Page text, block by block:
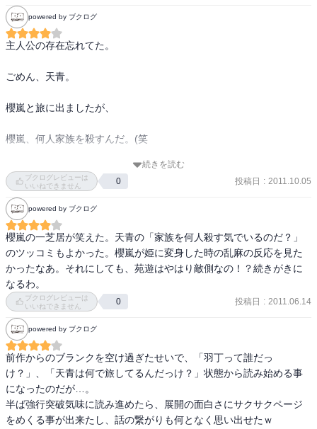
どう見ても・・・。
えーーー、もう、これ以上鶏冠を追い込むのやめてあげて！！
冠のようなマジメな人はどんどん追い込んで苛める、みたいなとこ
しかも苛め方が本気やねん・・・。
大丈夫かな・・・。私、これ以上鶏冠が追い込まれていくのを読め
るかな・・・。
若い子向けの本なんやし、そんなに闇を深くしなくてもエエや
ん・・・！　ややご都合主義なまとめ方でも大丈夫よ、特に著者の
場合は！！！
怖い怖いもう～・・・。
ほんで、次に追い込まれるのを見たくないのが、曹鉄な・・・。こ
の人も、かなり打たれ弱そう・・・。
苑遊（たぶん）と黒い会話をしてるのは誰なんやろう。
胆某っていう大神官か！？　わー、どっちにしろ、鶏冠を追い込む
のはやめてあげて・・・！
万が一虞恩賢母やったら・・・。これはこれで曹鉄が・・・。
そこばっかり気にしてるけど(笑)、ストーリーは相変わらず面白いで
powered by ブクログ
主人公の存在忘れてた。
ごめん、天青。
櫻嵐と旅に出ましたが、
櫻嵐、何人家族を殺すんだ。(笑
この時は天青とシンクロしました。
とかって笑ってたら王子捕まったし。
天青たちがタイミングよく表れたのはご都合主義だからいいとし
て、
賢母さまやっぱりいい人だろ。
でも、今回持ち帰ったあの剣が
曹鉄を巻き込んで事件起こすんだろうな。
続きを読む
ブクログレビューは
いいねできません
0 投稿日 : 2011.10.05
powered by ブクログ
櫻嵐の一芝居が笑えた。天青の「家族を何人殺す気でいるのだ？」
のツッコミもよかった。櫻嵐が姫に変身した時の乱麻の反応を見た
かったなあ。それにしても、苑遊はやはり敵側なの！？続きがきに
なるわ。
ブクログレビューは
いいねできません
0 投稿日 : 2011.06.14
powered by ブクログ
前作からのブランクを空け過ぎたせいで、「羽丁って誰だっ
け？」、「天青は何で旅してるんだっけ？」状態から読み始める事
になったのだが…。
半ば強行突破気味に読み進めたら、展開の面白さにサクサクページ
をめくる事が出来たし、話の繋がりも何となく思い出せたｗ